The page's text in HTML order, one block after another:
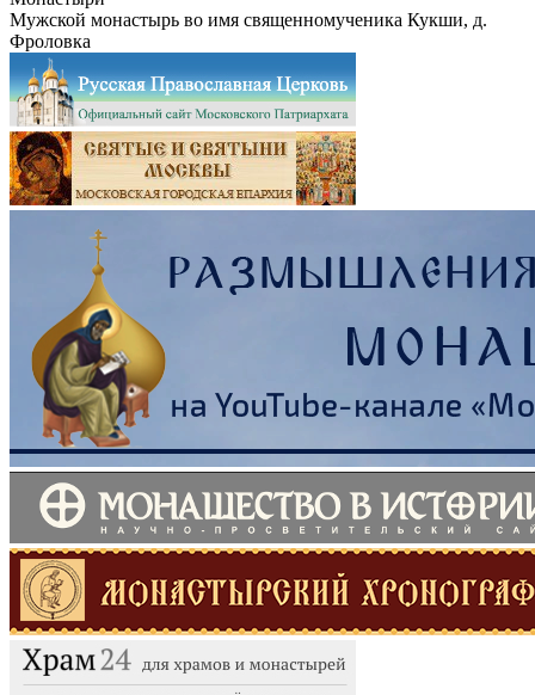
Мужской монастырь во имя священномученика Кукши, д.
Фроловка